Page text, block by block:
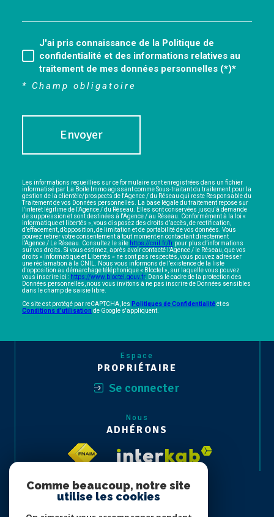
J'ai pris connaissance de la Politique de
confidentialité et des informations relatives au
traitement de mes données personnelles (*)*
* Champ obligatoire
Envoyer
Les informations recueillies sur ce formulaire sont enregistrées dans un fichier
informatisé par La Boite Immo agissant comme Sous-traitant du traitement pour la
gestion de la clientèle/prospects de l'Agence / du Réseau qui reste Responsable du
Traitement de vos Données personnelles. La base légale du traitement repose sur
l'intérêt légitime de l'Agence / du Réseau. Elles sont conservées jusqu'à demande
de suppression et sont destinées à l'Agence / au Réseau. Conformément à la loi «
informatique et libertés », vous disposez des droits d’accès, de rectification,
d’effacement, d’opposition, de limitation et de portabilité de vos données. Vous
pouvez retirer votre consentement à tout moment en contactant directement
l’Agence / Le Réseau. Consultez le site https://cnil.fr/fr pour plus d’informations
sur vos droits. Si vous estimez, après avoir contacté l'Agence / le Réseau, que vos
droits « Informatique et Libertés » ne sont pas respectés, vous pouvez adresser
une réclamation à la CNIL. Nous vous informons de l’existence de la liste
d'opposition au démarchage téléphonique « Bloctel », sur laquelle vous pouvez
vous inscrire ici : https://www.bloctel.gouv.fr. Dans le cadre de la protection des
Données personnelles, nous vous invitons à ne pas inscrire de Données sensibles
dans le champ de saisie libre.
Ce site est protégé par reCAPTCHA, les Politiques de Confidentialitéet es
Conditions d'utilisation de Google s'appliquent.
Espace
PROPRIÉTAIRE
Se connecter
Nous
ADHÉRONS
Comme beaucoup, notre site
utilise les cookies